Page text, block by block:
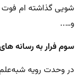
شویی گذاشته ام
و…..
سوم فرار به رسانه
در وحدت رویه